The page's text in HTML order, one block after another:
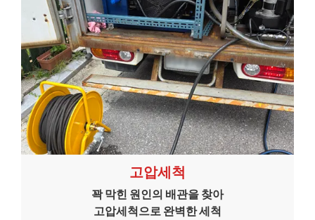
고압세척
꽉 막힌 원인의 배관을 찾아
고압세척으로 완벽한 세척